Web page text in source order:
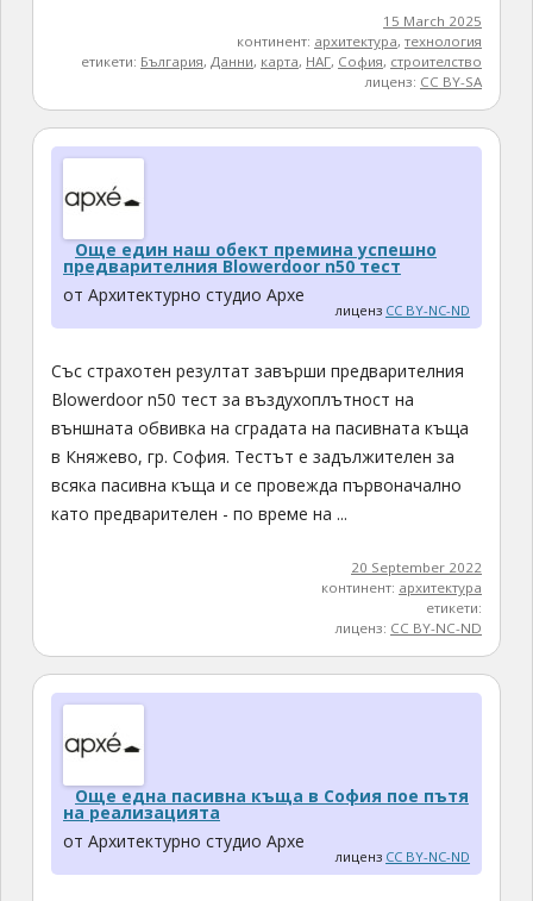
15 March 2025
континент: архитектура,технология
етикети: България,Данни, карта, НАГ, София, строителство
лиценз: CC BY-SA
Още един наш обект премина успешно
предварителния Blowerdoor n50 тест
от Архитектурно студио Архе
лиценз CC BY-NC-ND
Със страхотен резултат завърши предварителния
Blowerdoor n50 тест за въздухоплътност на
външната обвивка на сградата на пасивната къща
в Княжево, гр. София. Тестът е задължителен за
всяка пасивна къща и се провежда първоначално
като предварителен - по време на ...
20 September 2022
континент: архитектура
етикети:
лиценз: CC BY-NC-ND
Още една пасивна къща в София пое пътя
на реализацията
от Архитектурно студио Архе
лиценз CC BY-NC-ND